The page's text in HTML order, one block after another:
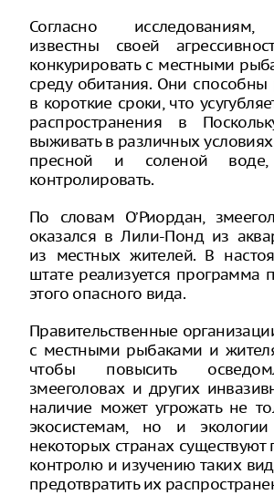
Согласно исследованиям,
известны своей
конкурировать с местными
среду обитания. Они способны
в короткие сроки, что
распространения в
выживать в различных
пресной и соленой
контролировать.
По словам О’Риордан,
оказался в Лили-Понд из
из местных жителей. В
штате реализуется программа
этого опасного вида.
Правительственные
с местными рыбаками и
чтобы повысить
змееголовах и других
наличие может угрожать не
экосистемам, но и
некоторых странах
контролю и изучению таких
предотвратить их